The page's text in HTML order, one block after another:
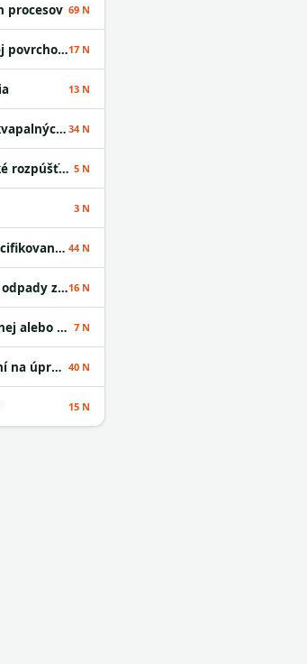
procesov 69 N
Odpady z chemickej povrchovej úpravy kovov a nanášania kovov a iných materiálov; odpady z hydrometalurgie neželezných kovov17 N
13 N
Odpady z olejov a kvapalných palív okrem jedlých olejov a odpadov uvedených v skupinách 05 a 12 34 N
Odpadové organické rozpúšťadlá 5 N
3 N
Odpady inak nešpecifikované v tomto katalógu 44 N
Stavebné odpady a odpady z demolácií vrátane výkopovej zeminy z kontaminovaných miest16 N
Odpady zo zdravotnej alebo veterinárnej starostlivosti alebo s nimi súvisiaceho výskumu okrem kuchynských a reštauračných odpadov 7 N
Odpady zo zariadení na úpravu odpadu 40 N
15 N